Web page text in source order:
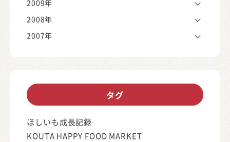
2009年
2008年
2007年
タグ
ほしいも成長記録
KOUTA HAPPY FOOD MARKET